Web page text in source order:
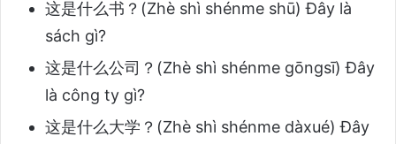
这是什么书？(Zhè shì shénme shū) Đây là
sách gì?
这是什么公司？(Zhè shì shénme gōngsī) Đây
là công ty gì?
这是什么大学？(Zhè shì shénme dàxué) Đây